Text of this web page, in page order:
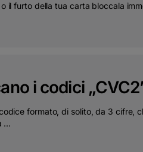
o il furto della tua carta bloccala
i codici
formato, di solito, da 3
...